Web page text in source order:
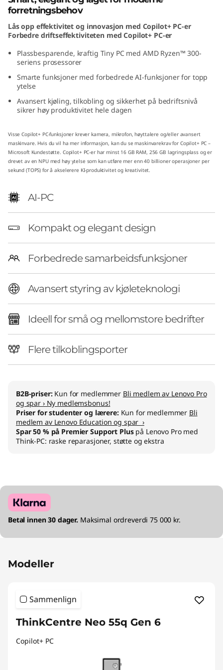
A
M
D
n
P
C
forretningsbehov
Lås opp effektivitet og innovasjon med Copilot+ PC-er
Forbedre driftseffektiviteten med Copilot+ PC-er
Plassbesparende, kraftig Tiny PC med AMD Ryzen™ 300-
seriens prosessorer
Smarte funksjoner med forbedrede AI-funksjoner for topp
ytelse
Avansert kjøling, tilkobling og sikkerhet på bedriftsnivå
sikrer høy produktivitet hele dagen
Visse Copilot+ PC-funksjoner krever kamera, mikrofon, høyttalere og/eller avansert
maskinvare. Hvis du vil ha mer informasjon, kan du semaskinvarekrav for Copilot+ PC –
Microsoft Kundestøtte. Copilot+ PC-er har minst 16 GB RAM, 256 GB lagringsplass og er
drevet av en NPU med høy ytelse som kan utføre mer enn 40 billioner operasjoner per
sekund (TOPS) for å akselerere KI-produktivitet og kreativitet.
AI-PC
Kompakt og elegant design
Forbedrede samarbeidsfunksjoner
Avansert styring av kjøleteknologi
Ideell for små og mellomstore bedrifter
Flere tilkoblingsporter
B2B-priser: Kun for medlemmer Bli medlem av Lenovo Pro
og spar › Ny medlemsbonus!
Priser for studenter og lærere: Kun for medlemmer Bli
medlem av Lenovo Education og spar ›
Spar 50 % på Premier Support Pluspå Lenovo Pro med
Think-PC: raske reparasjoner, støtte og ekstra
Betal innen 30 dager. Maksimal ordreverdi 75 000 kr.
Modeller
Sammenlign
ThinkCentre Neo 55q Gen 6
Copilot+ PC